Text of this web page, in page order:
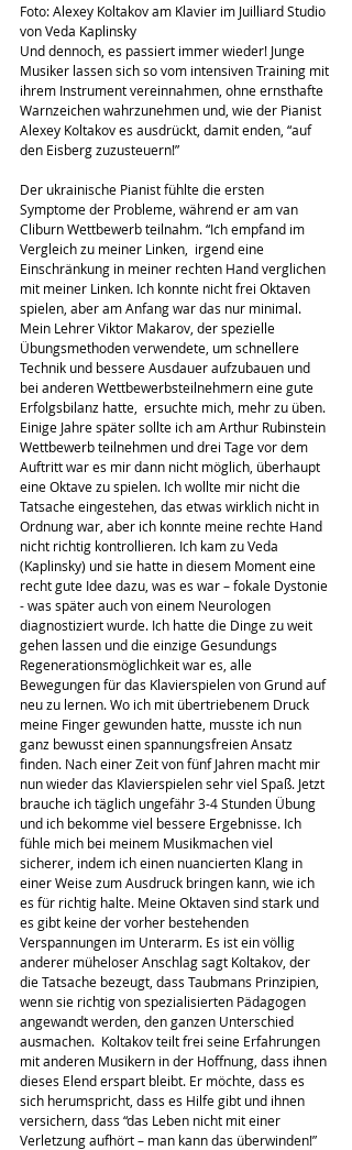
Foto: Alexey Koltakov am Klavier im Juilliard Studio
von Veda Kaplinsky
Und dennoch, es passiert immer wieder! Junge
Musiker lassen sich so vom intensiven Training mit
ihrem Instrument vereinnahmen, ohne ernsthafte
Warnzeichen wahrzunehmen und, wie der Pianist
Alexey Koltakov es ausdrückt, damit enden, “auf
den Eisberg zuzusteuern!”
Der ukrainische Pianist fühlte die ersten
Symptome der Probleme, während er am van
Cliburn Wettbewerb teilnahm. “Ich empfand im
Vergleich zu meiner Linken,  irgend eine
Einschränkung in meiner rechten Hand verglichen
mit meiner Linken. Ich konnte nicht frei Oktaven
spielen, aber am Anfang war das nur minimal.
Mein Lehrer Viktor Makarov, der spezielle
Übungsmethoden verwendete, um schnellere
Technik und bessere Ausdauer aufzubauen und
bei anderen Wettbewerbsteilnehmern eine gute
Erfolgsbilanz hatte,  ersuchte mich, mehr zu üben.
Einige Jahre später sollte ich am Arthur Rubinstein
Wettbewerb teilnehmen und drei Tage vor dem
Auftritt war es mir dann nicht möglich, überhaupt
eine Oktave zu spielen. Ich wollte mir nicht die
Tatsache eingestehen, das etwas wirklich nicht in
Ordnung war, aber ich konnte meine rechte Hand
nicht richtig kontrollieren. Ich kam zu Veda
(Kaplinsky) und sie hatte in diesem Moment eine
recht gute Idee dazu, was es war – fokale Dystonie
- was später auch von einem Neurologen
diagnostiziert wurde. Ich hatte die Dinge zu weit
gehen lassen und die einzige Gesundungs
Regenerationsmöglichkeit war es, alle
Bewegungen für das Klavierspielen von Grund auf
neu zu lernen. Wo ich mit übertriebenem Druck
meine Finger gewunden hatte, musste ich nun
ganz bewusst einen spannungsfreien Ansatz
finden. Nach einer Zeit von fünf Jahren macht mir
nun wieder das Klavierspielen sehr viel Spaß. Jetzt
brauche ich täglich ungefähr 3-4 Stunden Übung
und ich bekomme viel bessere Ergebnisse. Ich
fühle mich bei meinem Musikmachen viel
sicherer, indem ich einen nuancierten Klang in
einer Weise zum Ausdruck bringen kann, wie ich
es für richtig halte. Meine Oktaven sind stark und
es gibt keine der vorher bestehenden
Verspannungen im Unterarm. Es ist ein völlig
anderer müheloser Anschlag sagt Koltakov, der
die Tatsache bezeugt, dass Taubmans Prinzipien,
wenn sie richtig von spezialisierten Pädagogen
angewandt werden, den ganzen Unterschied
ausmachen.  Koltakov teilt frei seine Erfahrungen
mit anderen Musikern in der Hoffnung, dass ihnen
dieses Elend erspart bleibt. Er möchte, dass es
sich herumspricht, dass es Hilfe gibt und ihnen
versichern, dass “das Leben nicht mit einer
Verletzung aufhört – man kann das überwinden!”